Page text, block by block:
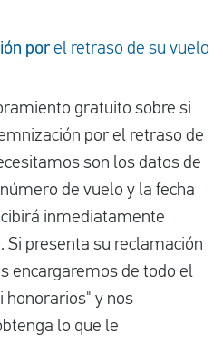
porel retraso de su vuelo
gratuito sobre si
por el retraso de
son los datos de
de vuelo y la fecha
inmediatamente
presenta su reclamación
encargaremos de todo el
honorarios" y nos
lo que le